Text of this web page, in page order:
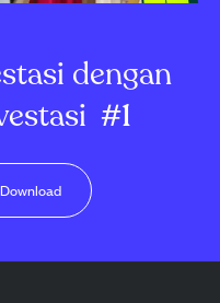
dengan
#1
Download